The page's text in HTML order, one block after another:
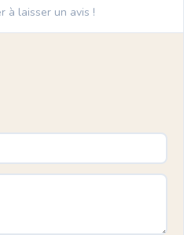
à laisser un avis !